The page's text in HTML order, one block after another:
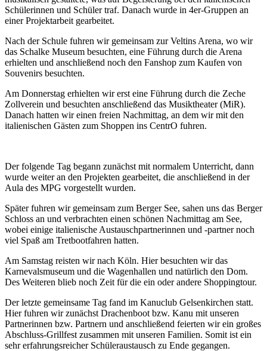
Schülerinnen und Schüler traf. Danach wurde in 4er-Gruppen an
einer Projektarbeit gearbeitet.
Nach der Schule fuhren wir gemeinsam zur Veltins Arena, wo wir
das Schalke Museum besuchten, eine Führung durch die Arena
erhielten und anschließend noch den Fanshop zum Kaufen von
Souvenirs besuchten.
Am Donnerstag erhielten wir erst eine Führung durch die Zeche
Zollverein und besuchten anschließend das Musiktheater (MiR).
Danach hatten wir einen freien Nachmittag, an dem wir mit den
italienischen Gästen zum Shoppen ins CentrO fuhren.
Der folgende Tag begann zunächst mit normalem Unterricht, dann
wurde weiter an den Projekten gearbeitet, die anschließend in der
Aula des MPG vorgestellt wurden.
Später fuhren wir gemeinsam zum Berger See, sahen uns das Berger
Schloss an und verbrachten einen schönen Nachmittag am See,
wobei einige italienische Austauschpartnerinnen und -partner noch
viel Spaß am Tretbootfahren hatten.
Am Samstag reisten wir nach Köln. Hier besuchten wir das
Karnevalsmuseum und die Wagenhallen und natürlich den Dom.
Des Weiteren blieb noch Zeit für die ein oder andere Shoppingtour.
Der letzte gemeinsame Tag fand im Kanuclub Gelsenkirchen statt.
Hier fuhren wir zunächst Drachenboot bzw. Kanu mit unseren
Partnerinnen bzw. Partnern und anschließend feierten wir ein großes
Abschluss-Grillfest zusammen mit unseren Familien. Somit ist ein
sehr erfahrungsreicher Schüleraustausch zu Ende gegangen.